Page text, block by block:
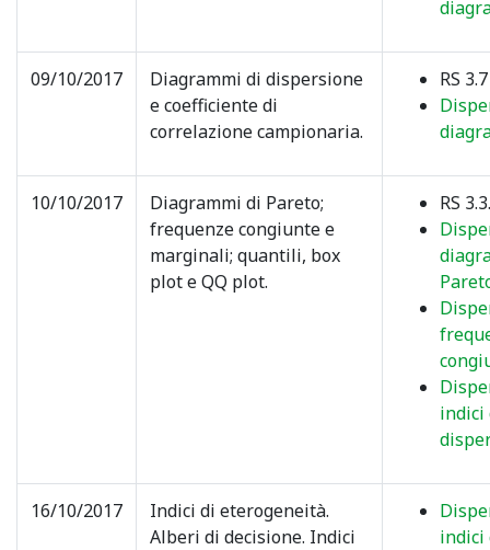
09/10/2017
Diagrammi di dispersione
e coefficiente di
correlazione campionaria.
RS 3.7
10/10/2017
Diagrammi di Pareto;
frequenze congiunte e
marginali; quantili, box
plot e QQ plot.
RS
indici
16/10/2017
Indici di eterogeneità.
Alberi di decisione. Indici
indici